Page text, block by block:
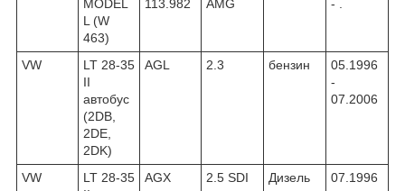
MODEL
L (W
463)
113.982
AMG
- .
VW
LT 28-35
II
автобус
(2DB,
2DE,
2DK)
AGL 2.3 бензин
05.1996
-
07.2006
VW
LT 28-35
AGX 2.5 SDI Дизель
07.1996